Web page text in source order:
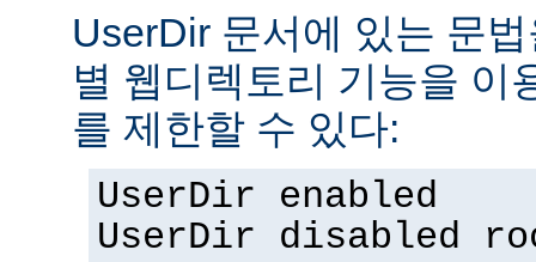
UserDir 문서에 있는 문
별 웹디렉토리 기능을 이
를 제한할 수 있다:
UserDir enabled
UserDir disabled